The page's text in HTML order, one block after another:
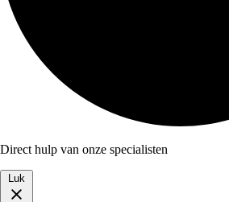
Direct hulp van onze specialisten
Luk